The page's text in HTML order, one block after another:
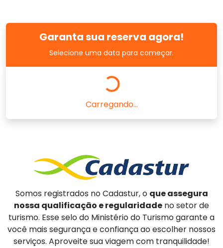
Garanta sua reserva agora!
Selecione uma data para começar.
Carregando...
Somos registrados no Cadastur, o que assegura
nossa qualificação e regularidade no setor de
turismo. Esse selo do Ministério do Turismo garante a
você mais segurança e confiança ao escolher nossos
serviços. Aproveite sua viagem com tranquilidade!